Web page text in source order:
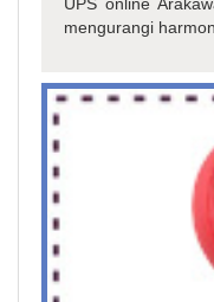
mengurangi